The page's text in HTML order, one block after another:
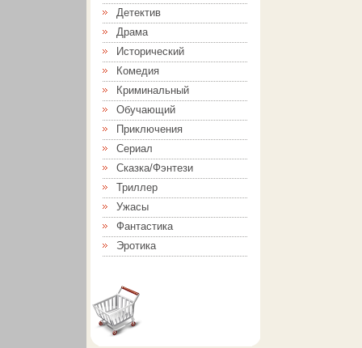
Детектив
Драма
Исторический
Комедия
Криминальный
Обучающий
Приключения
Сериал
Сказка/Фэнтези
Триллер
Ужасы
Фантастика
Эротика